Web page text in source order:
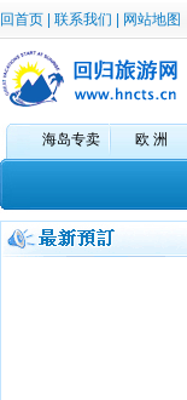
回首页 联系我们 网站地图
海岛专卖 欧 洲